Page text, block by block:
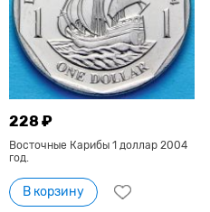
228 ₽
Восточные Карибы 1 доллар 2004
год.
В корзину